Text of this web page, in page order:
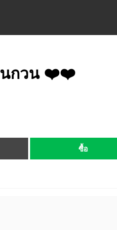
นกวน ❤️❤️
ซื้อ